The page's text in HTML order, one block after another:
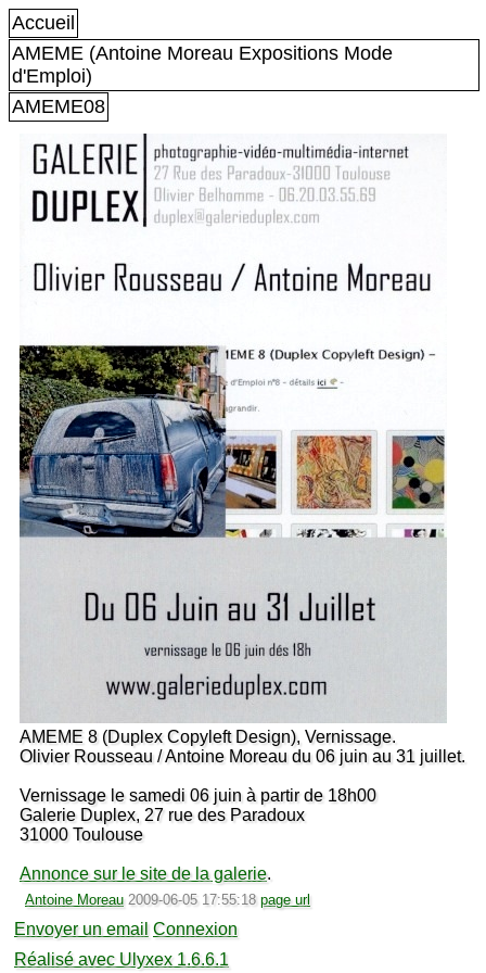
Accueil
AMEME (Antoine Moreau Expositions Mode
d'Emploi)
AMEME08
AMEME 8 (Duplex Copyleft Design), Vernissage.
Olivier Rousseau / Antoine Moreau du 06 juin au 31 juillet.
Vernissage le samedi 06 juin à partir de 18h00
Galerie Duplex, 27 rue des Paradoux
31000 Toulouse
Annonce sur le site de la galerie.
Antoine Moreau 2009-06-05 17:55:18 page url
Envoyer un email Connexion
Réalisé avec Ulyxex 1.6.6.1